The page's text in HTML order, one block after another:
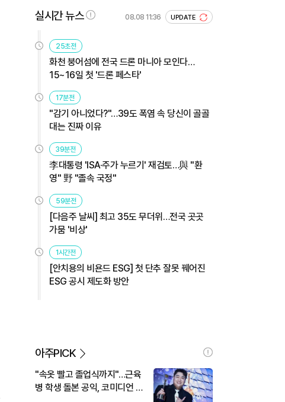
실시간 뉴스 08.08 11:36 UPDATE
25초전
화천 붕어섬에 전국 드론 마니아 모인다…
15~16일 첫 '드론 페스타'
17분전
"감기 아니었다?"…39도 폭염 속 당신이 골골
대는 진짜 이유
39분전
李대통령 'ISA·주가 누르기' 재검토…與 "환
영" 野 "졸속 국정"
59분전
[다음주 날씨] 최고 35도 무더위…전국 곳곳
가뭄 '비상'
1시간전
[안치용의 비욘드 ESG] 첫 단추 잘못 꿰어진
ESG 공시 제도화 방안
아주PICK
"속옷 빨고 졸업식까지"…근육
병 학생 돌본 공익, 코미디언 김